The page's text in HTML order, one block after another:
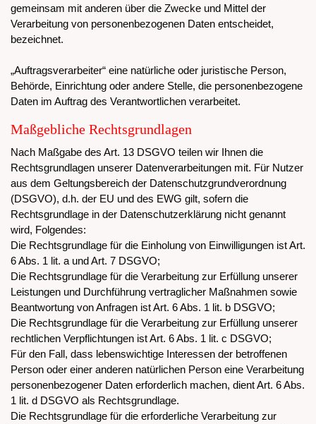
gemeinsam mit anderen über die Zwecke und Mittel der
Verarbeitung von personenbezogenen Daten entscheidet,
bezeichnet.
„Auftragsverarbeiter“ eine natürliche oder juristische Person,
Behörde, Einrichtung oder andere Stelle, die personenbezogene
Daten im Auftrag des Verantwortlichen verarbeitet.
Maßgebliche Rechtsgrundlagen
Nach Maßgabe des Art. 13 DSGVO teilen wir Ihnen die
Rechtsgrundlagen unserer Datenverarbeitungen mit. Für Nutzer
aus dem Geltungsbereich der Datenschutzgrundverordnung
(DSGVO), d.h. der EU und des EWG gilt, sofern die
Rechtsgrundlage in der Datenschutzerklärung nicht genannt
wird, Folgendes:
Die Rechtsgrundlage für die Einholung von Einwilligungen ist Art.
6 Abs. 1 lit. a und Art. 7 DSGVO;
Die Rechtsgrundlage für die Verarbeitung zur Erfüllung unserer
Leistungen und Durchführung vertraglicher Maßnahmen sowie
Beantwortung von Anfragen ist Art. 6 Abs. 1 lit. b DSGVO;
Die Rechtsgrundlage für die Verarbeitung zur Erfüllung unserer
rechtlichen Verpflichtungen ist Art. 6 Abs. 1 lit. c DSGVO;
Für den Fall, dass lebenswichtige Interessen der betroffenen
Person oder einer anderen natürlichen Person eine Verarbeitung
personenbezogener Daten erforderlich machen, dient Art. 6 Abs.
1 lit. d DSGVO als Rechtsgrundlage.
Die Rechtsgrundlage für die erforderliche Verarbeitung zur